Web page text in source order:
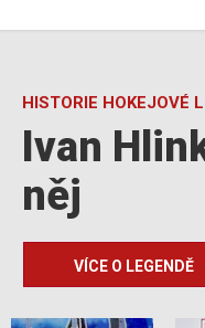
HISTORIE HOKEJOVÉ
Ivan
něj
VÍCE O LEGENDĚ